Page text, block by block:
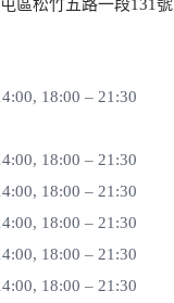
區松竹五路一段131號
18:00 – 21:30
18:00 – 21:30
18:00 – 21:30
18:00 – 21:30
18:00 – 21:30
18:00 – 21:30